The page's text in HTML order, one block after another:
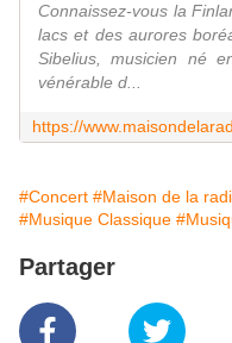
Connaissez-vous la
lacs et des aurores
Sibelius, musicien né
vénérable d...
#Concert #Maison de la
#Musique Classique
Partager